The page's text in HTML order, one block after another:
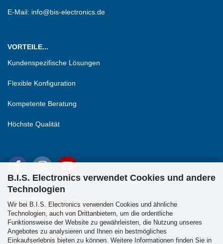
B.I.S. Electronics verwendet Cookies und andere
Technologien
Wir bei B.I.S. Electronics verwenden Cookies und ähnliche
Technologien, auch von Drittanbietern, um die ordentliche
Funktionsweise der Website zu gewährleisten, die Nutzung unseres
Angebotes zu analysieren und Ihnen ein bestmögliches
Einkaufserlebnis bieten zu können. Weitere Informationen finden Sie in
E-Mail: info@bis-electronics.de
VORTEILE...
Kundenspezifische Lösungen
Flexible Konfiguration
Kompetente Beratung
Höchste Qualität